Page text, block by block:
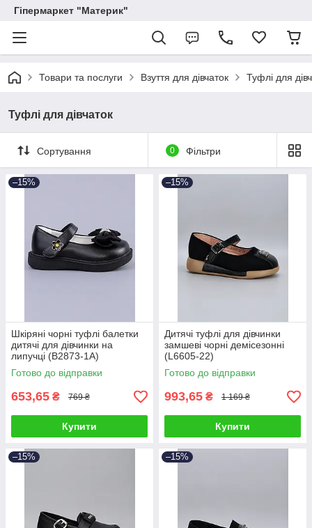
Гіпермаркет "Материк"
Товари та послуги Взуття для дівчаток Туфлі для
Туфлі для дівчаток
Сортування 0 Фільтри
–15%
Шкіряні чорні туфлі балетки
дитячі для дівчинки на
липучці (B2873-1A)
Готово до відправки
653,65 ₴ 769 ₴
Купити
–15%
Дитячі туфлі для дівчинки
замшеві чорні демісезонні
(L6605-22)
Готово до відправки
993,65 ₴ 1 169 ₴
Купити
–15% –15%